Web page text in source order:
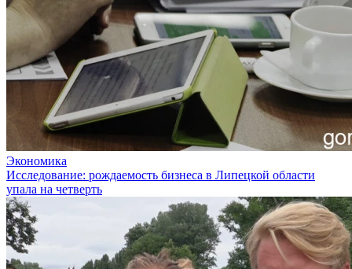
Экономика
Исследование: рождаемость бизнеса в Липецкой области
упала на четверть